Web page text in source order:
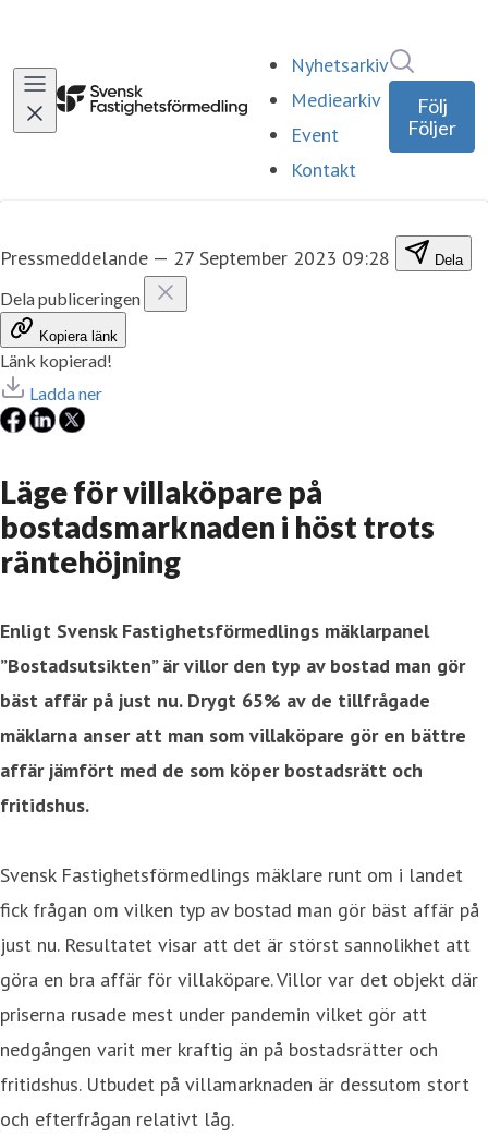
Nyhetsarkiv
Mediearkiv
Event
Kontakt
Följ
Följer
Pressmeddelande — 27 September 2023 09:28 Dela
Dela publiceringen
Kopiera länk
Länk kopierad!
Ladda ner
Läge för villaköpare på
bostadsmarknaden i höst trots
räntehöjning
Enligt Svensk Fastighetsförmedlings mäklarpanel
”Bostadsutsikten” är villor den typ av bostad man gör
bäst affär på just nu. Drygt 65% av de tillfrågade
mäklarna anser att man som villaköpare gör en bättre
affär jämfört med de som köper bostadsrätt och
fritidshus.
Svensk Fastighetsförmedlings mäklare runt om i landet
fick frågan om vilken typ av bostad man gör bäst affär på
just nu. Resultatet visar att det är störst sannolikhet att
göra en bra affär för villaköpare. Villor var det objekt där
priserna rusade mest under pandemin vilket gör att
nedgången varit mer kraftig än på bostadsrätter och
fritidshus. Utbudet på villamarknaden är dessutom stort
och efterfrågan relativt låg.